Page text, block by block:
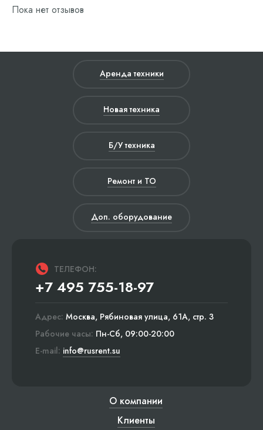
Пока нет отзывов
Аренда техники
Новая техника
Б/У техника
Ремонт и ТО
Доп. оборудование
ТЕЛЕФОН:
+7 495 755-18-97
Адрес: Москва, Рябиновая улица, 61А, стр. 3
Рабочие часы: Пн-Сб, 09:00-20:00
E-mail: info@rusrent.su
О компании
Клиенты